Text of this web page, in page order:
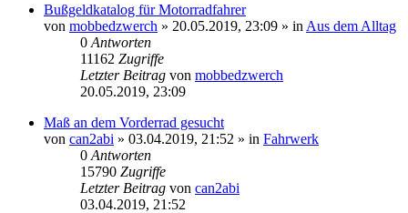
Bußgeldkatalog für Motorradfahrer
von mobbedzwerch » 20.05.2019, 23:09 » in Aus dem Alltag
0 Antworten
11162 Zugriffe
Letzter Beitrag von mobbedzwerch
20.05.2019, 23:09
Maß an dem Vorderrad gesucht
von can2abi » 03.04.2019, 21:52 » in Fahrwerk
0 Antworten
15790 Zugriffe
Letzter Beitrag von can2abi
03.04.2019, 21:52